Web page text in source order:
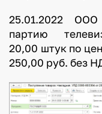
25.01.2022
партию
20,00 штук по
250,00 руб. без